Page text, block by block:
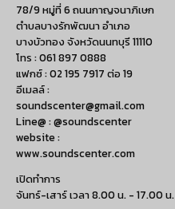
78/9 หมู่ที่ 6 ถนนกาญจนาภิเษก
ตำบลบางรักพัฒนา อำเภอ
บางบัวทอง จังหวัดนนทบุรี 11110
โทร :061 897 0888
แฟกซ์ :02 195 7917 ต่อ 19
อีเมลล์ :
soundscenter@gmail.com
Line@ : @soundscenter
website :
www.soundscenter.com
เปิดทำการ
จันทร์-เสาร์ เวลา 8.00 น. - 17.00 น.